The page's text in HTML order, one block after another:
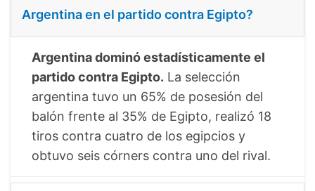
Argentina en el partido contra Egipto?
Argentina dominó estadísticamente el
partido contra Egipto. La selección
argentina tuvo un 65% de posesión del
balón frente al 35% de Egipto, realizó 18
tiros contra cuatro de los egipcios y
obtuvo seis córners contra uno del rival.